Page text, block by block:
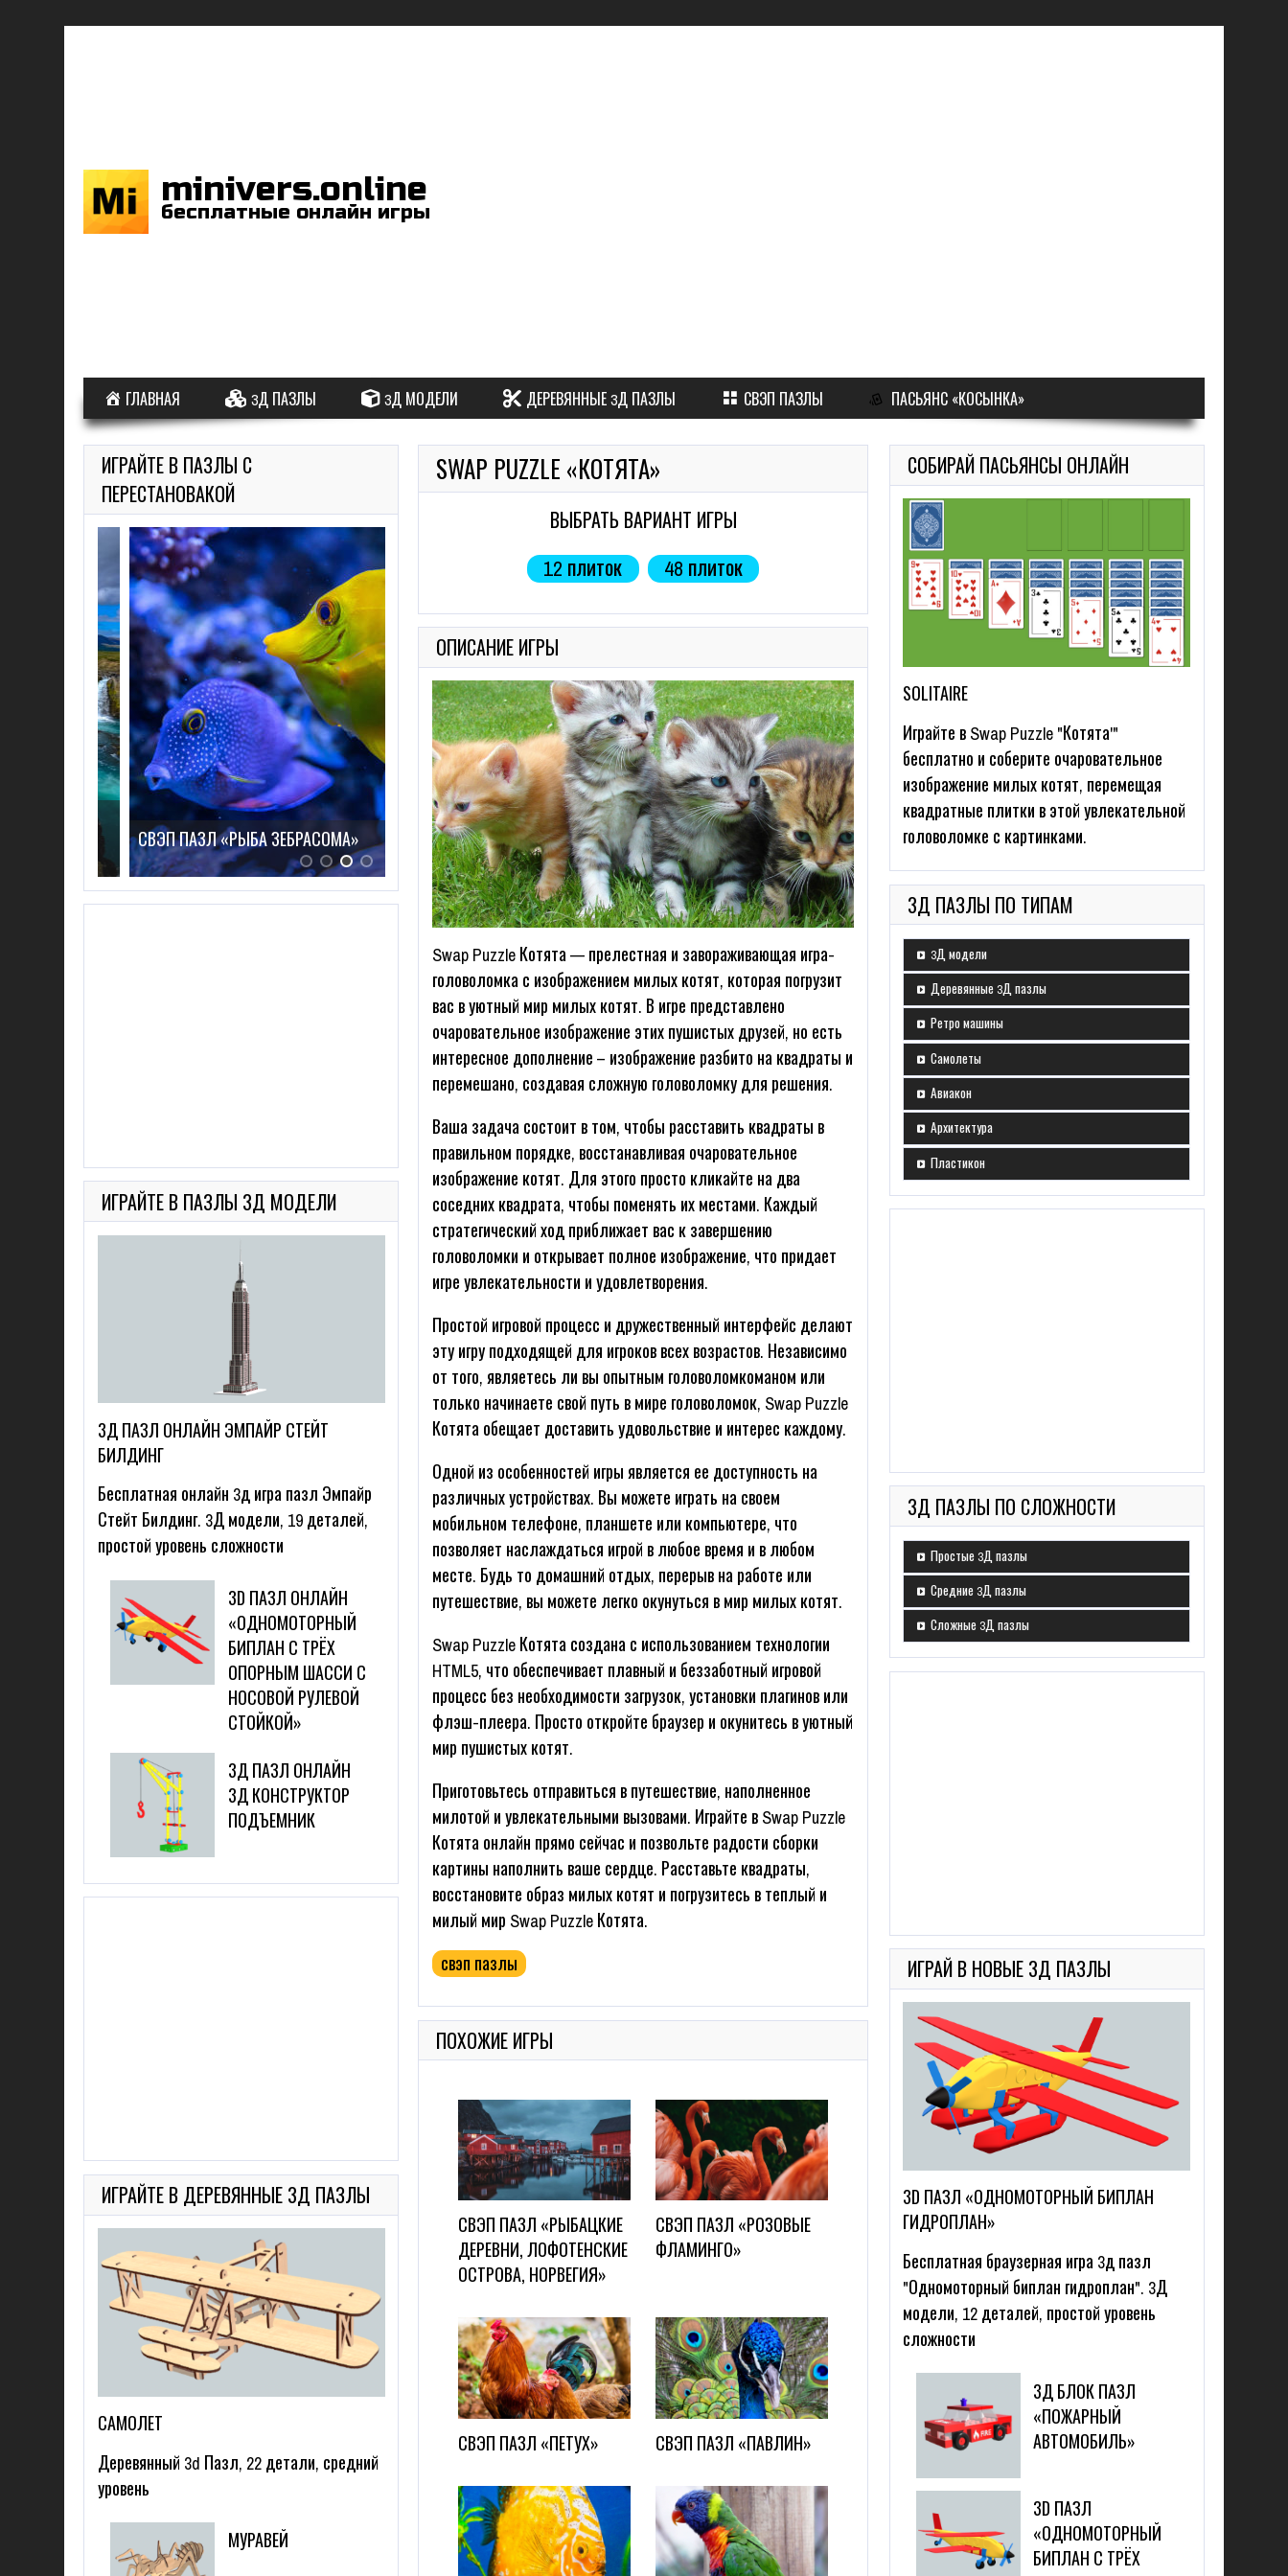
minivers.online
бесплатные онлайн игры
ГЛАВНАЯ 3Д ПАЗЛЫ 3Д МОДЕЛИ ДЕРЕВЯННЫЕ 3Д ПАЗЛЫ СВЭП ПАЗЛЫ ПАСЬЯНС «КОСЫНКА»
ИГРАЙТЕ В ПАЗЛЫ С
ПЕРЕСТАНОВАКОЙ
СВЭП ПАЗЛ «РЫБА ЗЕБРАСОМА»
СВЭП ПАЗЛ «КОШКА»
ИГРАЙТЕ В ПАЗЛЫ 3Д МОДЕЛИ
3Д ПАЗЛ ОНЛАЙН ЭМПАЙР СТЕЙТ
БИЛДИНГ
Бесплатная онлайн 3д игра пазл Эмпайр
Стейт Билдинг. 3Д модели, 19 деталей,
простой уровень сложности
3D ПАЗЛ ОНЛАЙН
«ОДНОМОТОРНЫЙ
БИПЛАН С ТРЁХ
ОПОРНЫМ ШАССИ С
НОСОВОЙ РУЛЕВОЙ
СТОЙКОЙ»
3Д ПАЗЛ ОНЛАЙН
3Д КОНСТРУКТОР
ПОДЪЕМНИК
ИГРАЙТЕ В ДЕРЕВЯННЫЕ 3Д ПАЗЛЫ
САМОЛЕТ
Деревянный 3d Пазл, 22 детали, средний
уровень
МУРАВЕЙ
SWAP PUZZLE «КОТЯТА»
ВЫБРАТЬ ВАРИАНТ ИГРЫ
12 плиток 48 плиток
ОПИСАНИЕ ИГРЫ
Swap Puzzle Котята — прелестная и завораживающая игра-
головоломка с изображением милых котят, которая погрузит
вас в уютный мир милых котят. В игре представлено
очаровательное изображение этих пушистых друзей, но есть
интересное дополнение – изображение разбито на квадраты и
перемешано, создавая сложную головоломку для решения.
Ваша задача состоит в том, чтобы расставить квадраты в
правильном порядке, восстанавливая очаровательное
изображение котят. Для этого просто кликайте на два
соседних квадрата, чтобы поменять их местами. Каждый
стратегический ход приближает вас к завершению
головоломки и открывает полное изображение, что придает
игре увлекательности и удовлетворения.
Простой игровой процесс и дружественный интерфейс делают
эту игру подходящей для игроков всех возрастов. Независимо
от того, являетесь ли вы опытным головоломкоманом или
только начинаете свой путь в мире головоломок, Swap Puzzle
Котята обещает доставить удовольствие и интерес каждому.
Одной из особенностей игры является ее доступность на
различных устройствах. Вы можете играть на своем
мобильном телефоне, планшете или компьютере, что
позволяет наслаждаться игрой в любое время и в любом
месте. Будь то домашний отдых, перерыв на работе или
путешествие, вы можете легко окунуться в мир милых котят.
Swap Puzzle Котята создана с использованием технологии
HTML5, что обеспечивает плавный и беззаботный игровой
процесс без необходимости загрузок, установки плагинов или
флэш-плеера. Просто откройте браузер и окунитесь в уютный
мир пушистых котят.
Приготовьтесь отправиться в путешествие, наполненное
милотой и увлекательными вызовами. Играйте в Swap Puzzle
Котята онлайн прямо сейчас и позвольте радости сборки
картины наполнить ваше сердце. Расставьте квадраты,
восстановите образ милых котят и погрузитесь в теплый и
милый мир Swap Puzzle Котята.
свэп пазлы
ПОХОЖИЕ ИГРЫ
СВЭП ПАЗЛ «РЫБАЦКИЕ
ДЕРЕВНИ, ЛОФОТЕНСКИЕ
ОСТРОВА, НОРВЕГИЯ»
СВЭП ПАЗЛ «РОЗОВЫЕ
ФЛАМИНГО»
СВЭП ПАЗЛ «ПЕТУХ» СВЭП ПАЗЛ «ПАВЛИН»
СОБИРАЙ ПАСЬЯНСЫ ОНЛАЙН
SOLITAIRE
Играйте в Swap Puzzle "Котята'"
бесплатно и соберите очаровательное
изображение милых котят, перемещая
квадратные плитки в этой увлекательной
головоломке с картинками.
3Д ПАЗЛЫ ПО ТИПАМ
3Д модели
Деревянные 3Д пазлы
Ретро машины
Самолеты
Авиакон
Архитектура
Пластикон
3Д ПАЗЛЫ ПО СЛОЖНОСТИ
Простые 3Д пазлы
Средние 3Д пазлы
Сложные 3Д пазлы
ИГРАЙ В НОВЫЕ 3Д ПАЗЛЫ
3D ПАЗЛ «ОДНОМОТОРНЫЙ БИПЛАН
ГИДРОПЛАН»
Бесплатная браузерная игра 3д пазл
"Одномоторный биплан гидроплан". 3Д
модели, 12 деталей, простой уровень
сложности
3Д БЛОК ПАЗЛ
«ПОЖАРНЫЙ
АВТОМОБИЛЬ»
3D ПАЗЛ
«ОДНОМОТОРНЫЙ
БИПЛАН С ТРЁХ